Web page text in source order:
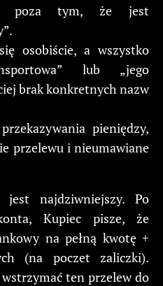
poza tym, że jest
osobiście, a wszystko
lub „jego
brak konkretnych nazw
pieniędzy,
przelewu i nieumawiane
najdziwniejszy. Po
Kupiec pisze, że
na pełną kwotę +
(na poczet zaliczki).
ten przelew do